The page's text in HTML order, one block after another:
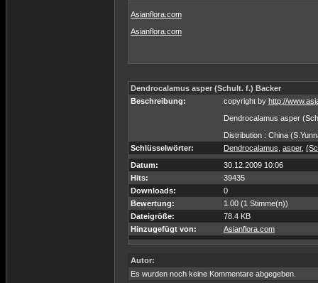
Asianflora.com
Asianflora.com
Dendrocalamus asper (Schult. f.) Backer
Beschreibung:
copyright by http://
Dendrocalamus asper
Distribution : China
Schlüsselwörter:
Dendrocalamus asper,
Datum:
30.12.2009 10:06
Hits:
39435
Downloads:
0
Bewertung:
1.00 (1 Stimme(n))
Dateigröße:
78.4 KB
Hinzugefügt von:
Asianflora.com
Autor:
Es wurden noch keine Kommentare abgegeben.